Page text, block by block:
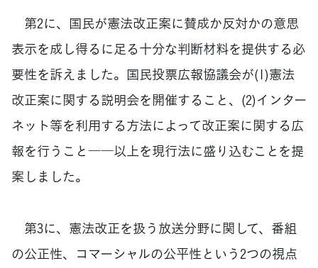
第2に、国民が憲法改正案に賛成か反対かの意思
表示を成し得るに足る十分な判断材料を提供する必
要性を訴えました。国民投票広報協議会が(1)憲法
改正案に関する説明会を開催すること、(2)インター
ネット等を利用する方法によって改正案に関する広
報を行うこと――以上を現行法に盛り込むことを提
案しました。
第3に、憲法改正を扱う放送分野に関して、番組
の公正性、コマーシャルの公平性という2つの視点